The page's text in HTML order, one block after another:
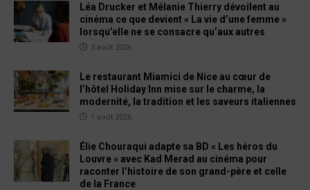
Léa Drucker et Mélanie Thierry dévoilent au
cinéma ce que devient « La vie d’une femme »
lorsqu’elle ne se consacre qu’aux autres
3 août 2026
Le restaurant Miamici de Nice au cœur de
l’hôtel Holiday Inn mise sur le charme, la
modernité, la tradition et les saveurs italiennes
1 août 2026
Élie Chouraqui adapte sa BD « Les héros du
Louvre » avec Kad Merad au cinéma pour
raconter l’histoire de son grand-père et celle
de la France